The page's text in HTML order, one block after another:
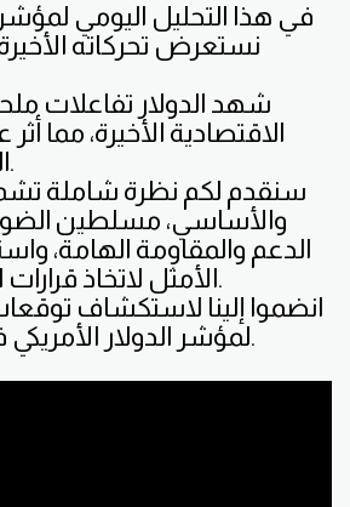
في هذا التحليل اليومي لمؤشر
نستعرض تحركاته الأخيرة
شهد الدولار تفاعلات
الاقتصادية الأخيرة، مما
العملات الرئيسية.
سنقدم لكم نظرة شاملة
والأساسي، مسلطين
الدعم والمقاومة الهامة،
الأمثل لاتخاذ قرارات استثمارية دقيقة.
انضموا إلينا لاستكشاف
لمؤشر الدولار الأمريكي في الأيام القادمة.